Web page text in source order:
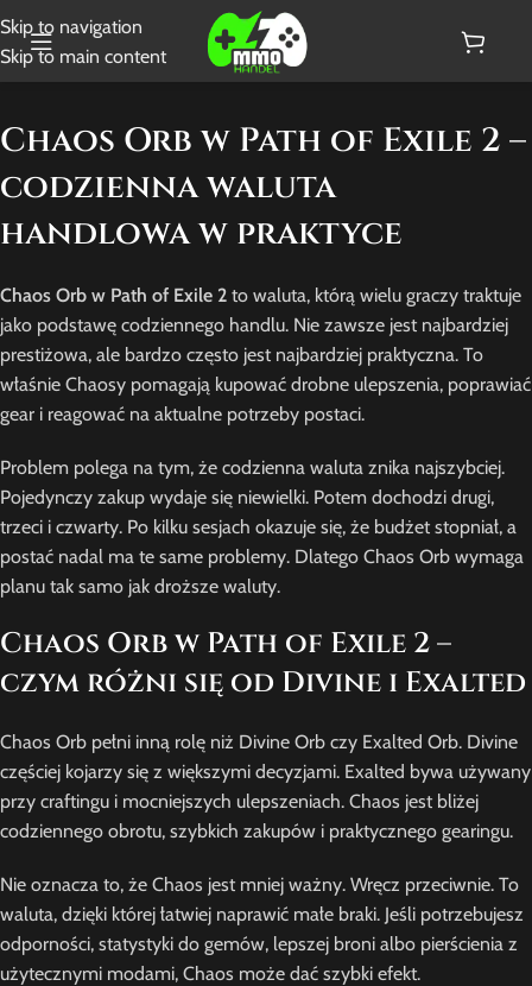
Skip to navigation
Skip to main content
Chaos Orb w Path of Exile 2 –
codzienna waluta
handlowa w praktyce
Chaos Orb w Path of Exile 2 to waluta, którą wielu graczy traktuje
jako podstawę codziennego handlu. Nie zawsze jest najbardziej
prestiżowa, ale bardzo często jest najbardziej praktyczna. To
właśnie Chaosy pomagają kupować drobne ulepszenia, poprawiać
gear i reagować na aktualne potrzeby postaci.
Problem polega na tym, że codzienna waluta znika najszybciej.
Pojedynczy zakup wydaje się niewielki. Potem dochodzi drugi,
trzeci i czwarty. Po kilku sesjach okazuje się, że budżet stopniał, a
postać nadal ma te same problemy. Dlatego Chaos Orb wymaga
planu tak samo jak droższe waluty.
Chaos Orb w Path of Exile 2 –
czym różni się od Divine i Exalted
Chaos Orb pełni inną rolę niż Divine Orb czy Exalted Orb. Divine
częściej kojarzy się z większymi decyzjami. Exalted bywa używany
przy craftingu i mocniejszych ulepszeniach. Chaos jest bliżej
codziennego obrotu, szybkich zakupów i praktycznego gearingu.
Nie oznacza to, że Chaos jest mniej ważny. Wręcz przeciwnie. To
waluta, dzięki której łatwiej naprawić małe braki. Jeśli potrzebujesz
odporności, statystyki do gemów, lepszej broni albo pierścienia z
użytecznymi modami, Chaos może dać szybki efekt.